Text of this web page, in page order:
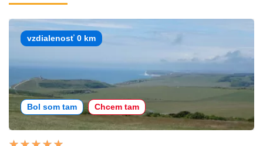
vzdialenosť 0 km
Bol som tam Chcem tam